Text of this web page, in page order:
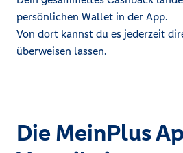
persönlichen Wallet in der App.
Von dort kannst du es jederzeit
überweisen lassen.
Die MeinPlus